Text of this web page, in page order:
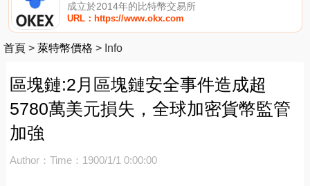
成立於2014年的比特幣交易所
URL：https://www.okx.com
首頁 > 萊特幣價格 > Info
區塊鏈:2月區塊鏈安全事件造成超
5780萬美元損失，全球加密貨幣監管
加強
Author： Time：1900/1/1 0:00:00